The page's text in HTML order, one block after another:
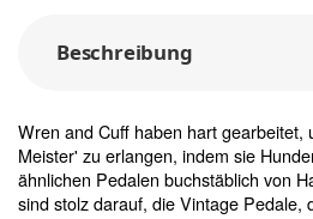
Beschreibung
Wren and Cuff haben hart gearbeitet,
Meister' zu erlangen, indem sie
ähnlichen Pedalen buchstäblich von
sind stolz darauf, die Vintage Pedale,